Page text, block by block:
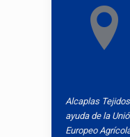
Alcaplas
ayuda de la
Europeo